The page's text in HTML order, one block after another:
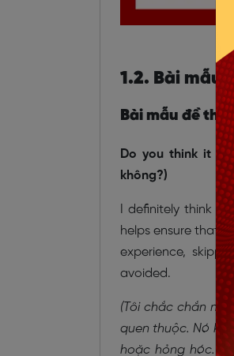
1.2. Bài mẫu
Bài mẫu đề thi
Do you think it is
không?)
I definitely think
helps ensure that
experience,
avoided.
(Tôi chắc chắn
quen thuộc. Nó
hoặc hỏng hóc.